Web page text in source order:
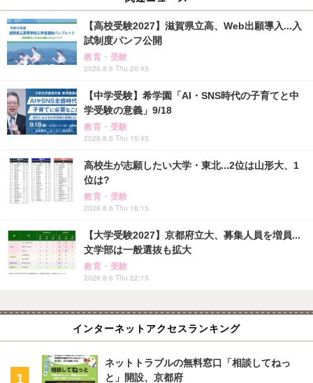
【高校受験2027】滋賀県立高、Web出願導入...入
試制度パンフ公開
教育・受験
2026.8.6 Thu 20:45
【中学受験】希学園「AI・SNS時代の子育てと中
学受験の意義」9/18
教育・受験
2026.8.6 Thu 15:45
高校生が志願したい大学・東北...2位は山形大、1
位は?
教育・受験
2026.8.6 Thu 16:15
【大学受験2027】京都府立大、募集人員を増員...
文学部は一般選抜も拡大
教育・受験
2026.8.6 Thu 22:15
インターネットアクセスランキング
ネットトラブルの無料窓口「相談してねっ
と」開設、京都府